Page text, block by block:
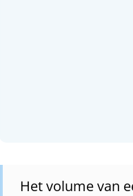
Het volume van